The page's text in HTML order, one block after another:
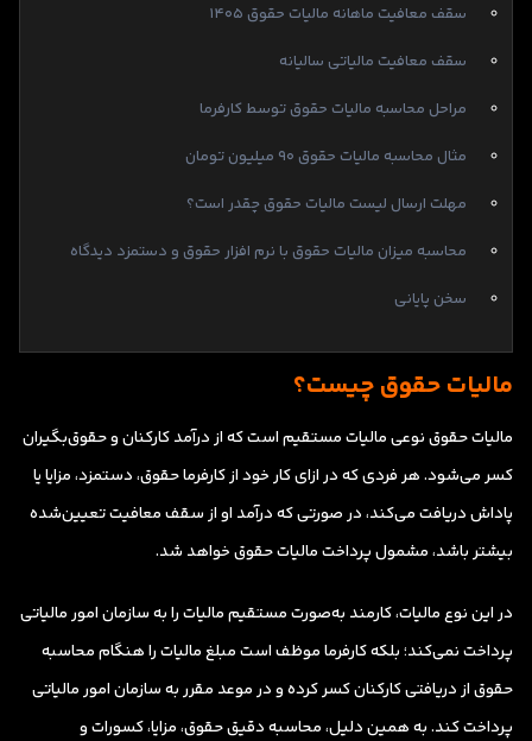
سقف معافیت ماهانه مالیات حقوق ۱۴۰۵
سقف معافیت مالیاتی سالیانه
مراحل محاسبه مالیات حقوق توسط کارفرما
مثال محاسبه مالیات حقوق ۹۰ میلیون تومان
مهلت ارسال لیست مالیات حقوق چقدر است؟
محاسبه میزان مالیات حقوق با نرم افزار حقوق و دستمزد دیدگاه
سخن پایانی
مالیات حقوق چیست؟
مالیات حقوق نوعی مالیات مستقیم است که از درآمد کارکنان و حقوق‌بگیران
کسر می‌شود. هر فردی که در ازای کار خود از کارفرما حقوق، دستمزد، مزایا یا
پاداش دریافت می‌کند، در صورتی که درآمد او از سقف معافیت تعیین‌شده
بیشتر باشد، مشمول پرداخت مالیات حقوق خواهد شد.
در این نوع مالیات، کارمند به‌صورت مستقیم مالیات را به سازمان امور مالیاتی
پرداخت نمی‌کند؛ بلکه کارفرما موظف است مبلغ مالیات را هنگام محاسبه
حقوق از دریافتی کارکنان کسر کرده و در موعد مقرر به سازمان امور مالیاتی
پرداخت کند. به همین دلیل، محاسبه دقیق حقوق، مزایا، کسورات و